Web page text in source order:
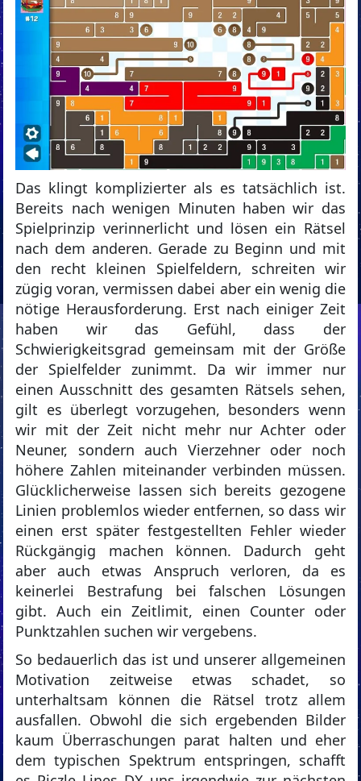
Das klingt komplizierter als es tatsächlich ist.
Bereits nach wenigen Minuten haben wir das
Spielprinzip verinnerlicht und lösen ein Rätsel
nach dem anderen. Gerade zu Beginn und mit
den recht kleinen Spielfeldern, schreiten wir
zügig voran, vermissen dabei aber ein wenig die
nötige Herausforderung. Erst nach einiger Zeit
haben wir das Gefühl, dass der
Schwierigkeitsgrad gemeinsam mit der Größe
der Spielfelder zunimmt. Da wir immer nur
einen Ausschnitt des gesamten Rätsels sehen,
gilt es überlegt vorzugehen, besonders wenn
wir mit der Zeit nicht mehr nur Achter oder
Neuner, sondern auch Vierzehner oder noch
höhere Zahlen miteinander verbinden müssen.
Glücklicherweise lassen sich bereits gezogene
Linien problemlos wieder entfernen, so dass wir
einen erst später festgestellten Fehler wieder
Rückgängig machen können. Dadurch geht
aber auch etwas Anspruch verloren, da es
keinerlei Bestrafung bei falschen Lösungen
gibt. Auch ein Zeitlimit, einen Counter oder
Punktzahlen suchen wir vergebens.
So bedauerlich das ist und unserer allgemeinen
Motivation zeitweise etwas schadet, so
unterhaltsam können die Rätsel trotz allem
ausfallen. Obwohl die sich ergebenden Bilder
kaum Überraschungen parat halten und eher
dem typischen Spektrum entspringen, schafft